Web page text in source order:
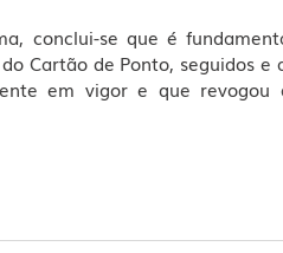
conclui-se que é
Cartão de Ponto, seguidos
em vigor e que revogou